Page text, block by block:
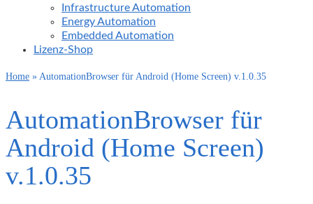
Infrastructure Automation
Energy Automation
Embedded Automation
Lizenz-Shop
Home » AutomationBrowser für Android (Home Screen) v.1.0.35
AutomationBrowser für
Android (Home Screen)
v.1.0.35